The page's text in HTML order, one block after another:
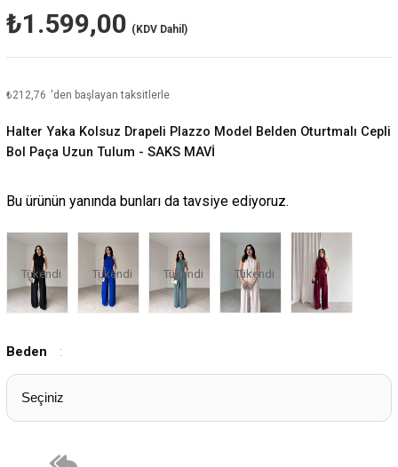
₺1.599,00 (KDV Dahil)
₺212,76 'den başlayan taksitlerle
Halter Yaka Kolsuz Drapeli Plazzo Model Belden Oturtmalı Cepli
Bol Paça Uzun Tulum - SAKS MAVİ
Bu ürünün yanında bunları da tavsiye ediyoruz.
Tükendi Tükendi Tükendi Tükendi
Beden :